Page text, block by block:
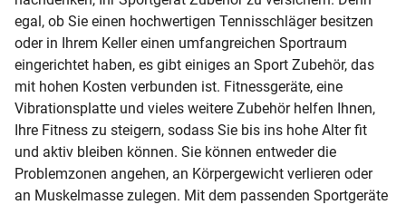
egal, ob Sie einen hochwertigen Tennisschläger besitzen
oder in Ihrem Keller einen umfangreichen Sportraum
eingerichtet haben, es gibt einiges an Sport Zubehör, das
mit hohen Kosten verbunden ist. Fitnessgeräte, eine
Vibrationsplatte und vieles weitere Zubehör helfen Ihnen,
Ihre Fitness zu steigern, sodass Sie bis ins hohe Alter fit
und aktiv bleiben können. Sie können entweder die
Problemzonen angehen, an Körpergewicht verlieren oder
an Muskelmasse zulegen. Mit dem passenden Sportgeräte